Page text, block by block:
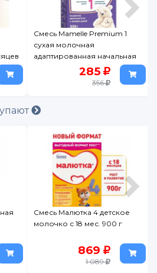
1
Смесь Similac Gold 2
молочная 800 г
1 399
1 644
детское
900 г
Молочко Similac 3-4
детское сухое, 800 г
1 029
1 208